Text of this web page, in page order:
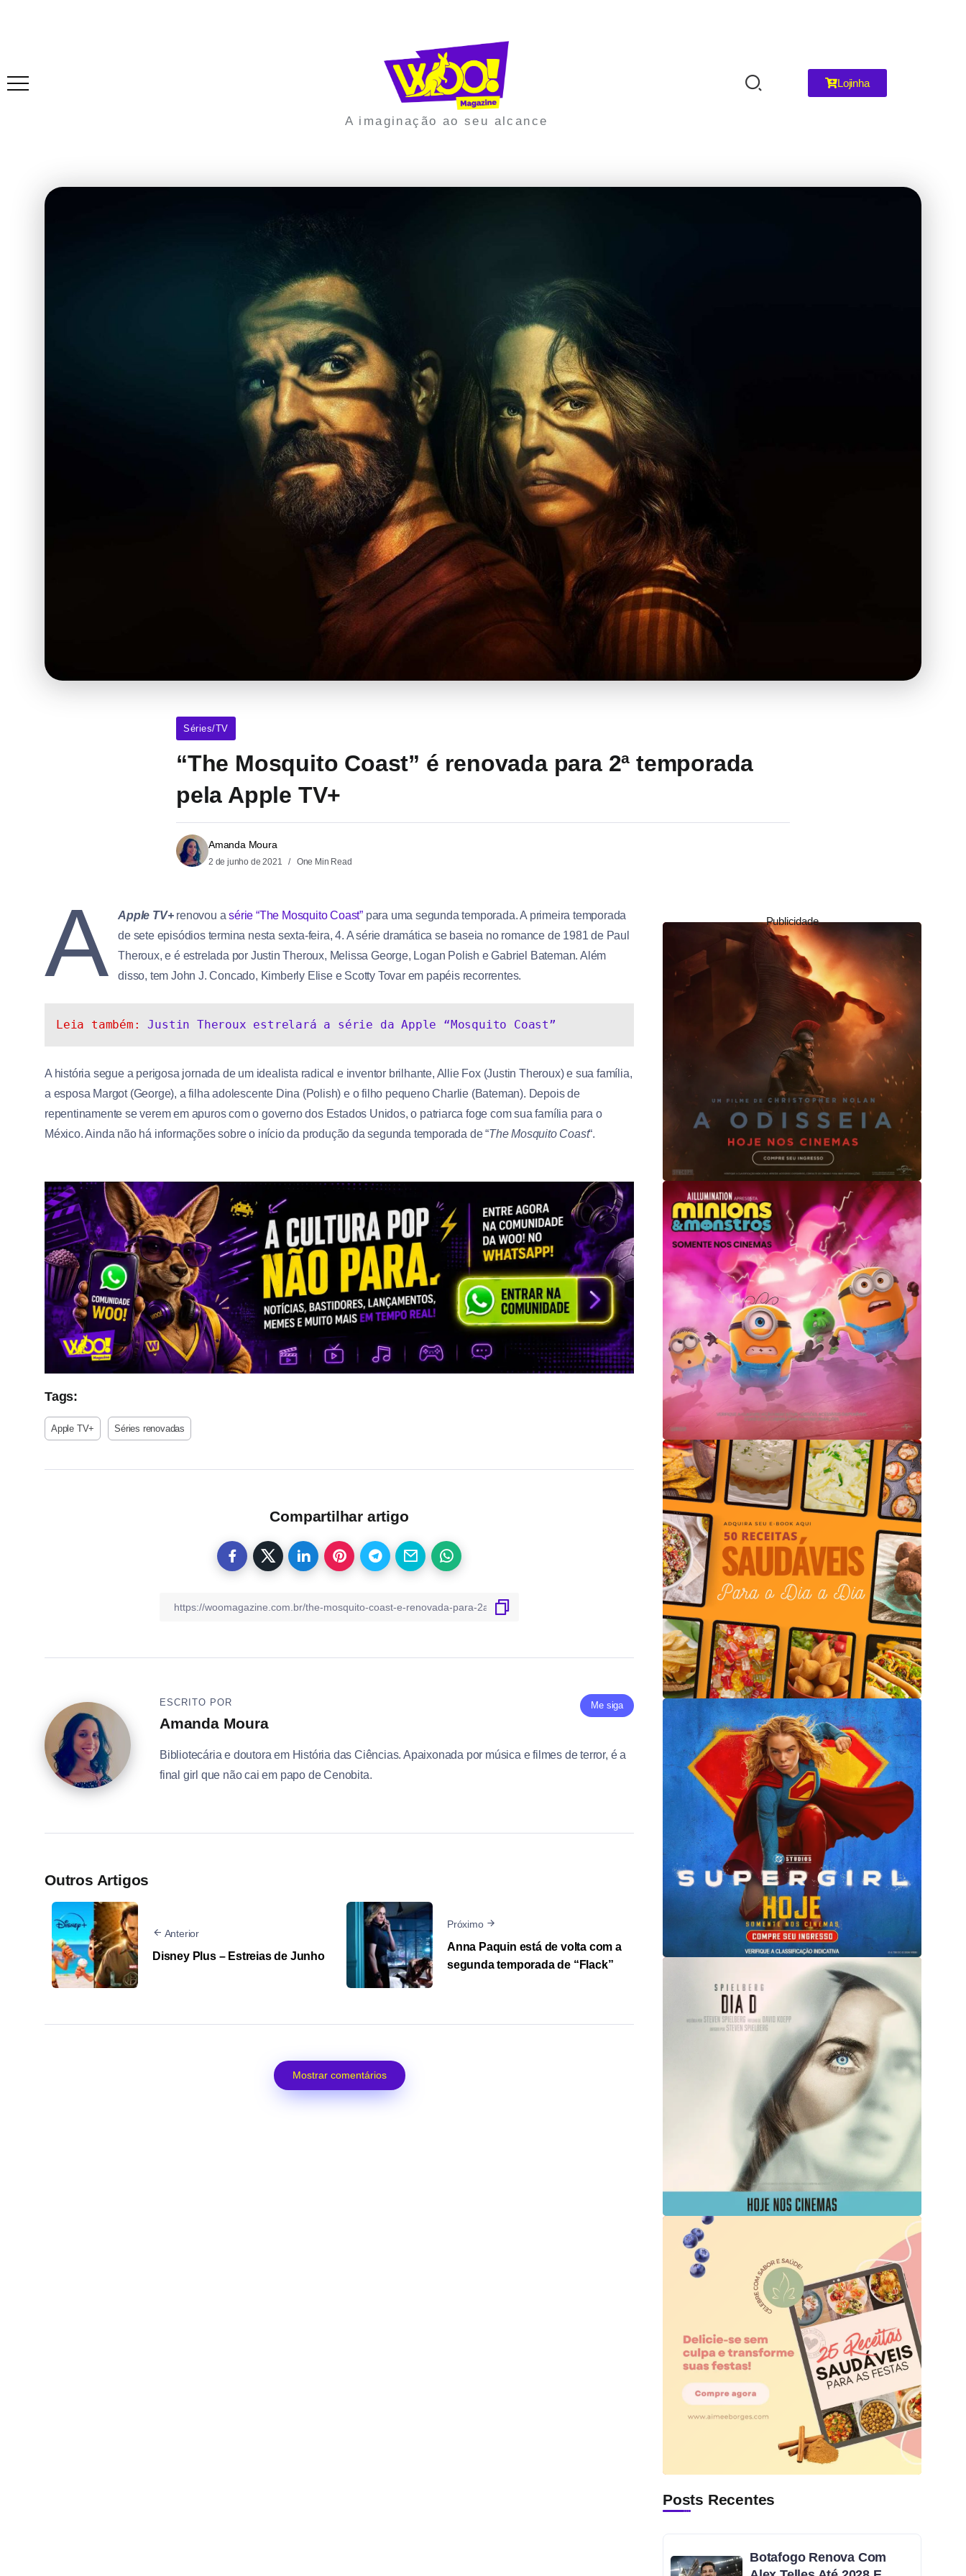
A imaginação ao seu alcance
Lojinha
Séries/TV
“The Mosquito Coast” é renovada para 2ª temporada
pela Apple TV+
Amanda Moura
2 de junho de 2021 One Min Read
A Apple TV+renovou asérie “The Mosquito Coast” para uma segunda temporada. A primeira temporada
de sete episódios termina nesta sexta-feira, 4. A série dramática se baseia no romance de 1981 de Paul
Theroux, e é estrelada por Justin Theroux, Melissa George, Logan Polish e Gabriel Bateman. Além
disso, tem John J. Concado, Kimberly Elise e Scotty Tovar em papéis recorrentes.
Leia também: Justin Theroux estrelará a série da Apple “Mosquito Coast”
A história segue a perigosa jornada de um idealista radical e inventor brilhante, Allie Fox (Justin Theroux) e sua família,
a esposa Margot (George), a filha adolescente Dina (Polish) e o filho pequeno Charlie (Bateman). Depois de
repentinamente se verem em apuros com o governo dos Estados Unidos, o patriarca foge com sua família para o
México. Ainda não há informações sobre o início da produção da segunda temporada de “The Mosquito Coast“.
Tags:
Apple TV+ Séries renovadas
Compartilhar artigo
Me siga
ESCRITO POR
Amanda Moura
Bibliotecária e doutora em História das Ciências. Apaixonada por música e filmes de terror, é a
final girl que não cai em papo de Cenobita.
Outros Artigos
Anterior
Disney Plus – Estreias de Junho
Próximo
Anna Paquin está de volta com a
segunda temporada de “Flack”
Mostrar comentários
Publicidade
Posts Recentes
Botafogo Renova Com